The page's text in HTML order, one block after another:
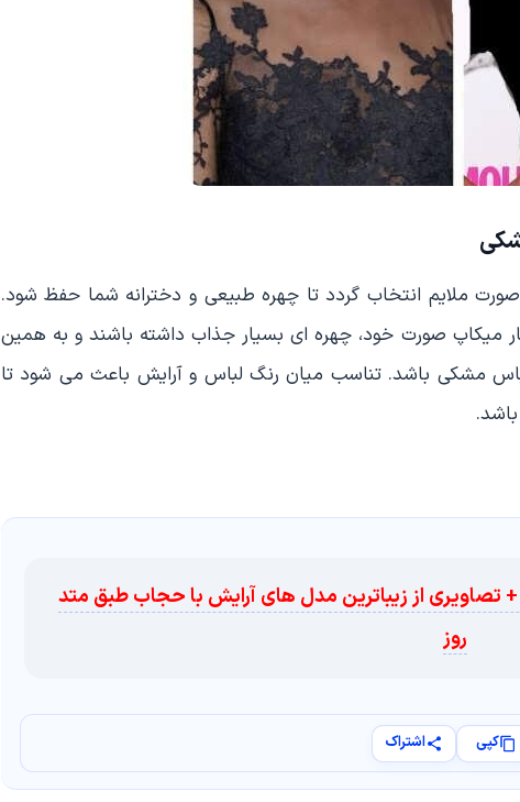
ملایم انتخاب گردد تا چهره طبیعی و دخترانه شما حفظ شود.
میکاپ صورت خود، چهره ای بسیار جذاب داشته باشند و به همین
مشکی باشد. تناسب میان رنگ لباس و آرایش باعث می شود تا
تصاویری از زیباترین مدل های آرایش با حجاب طبق متد
روز
کپی اشتراک